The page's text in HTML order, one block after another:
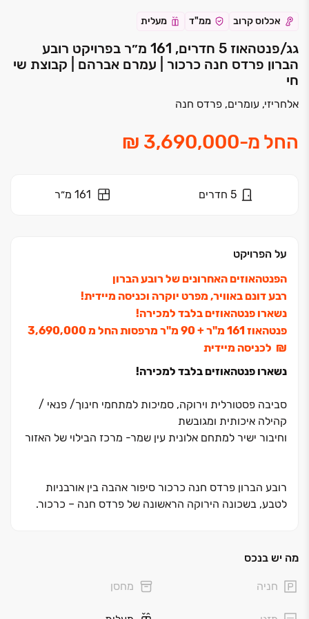
אכלוס קרוב ממ"ד מעלית
גג/פנטהאוז 5 חדרים, 161 מ״ר בפרויקט רובע
הברון פרדס חנה כרכור | עמרם אברהם | קבוצת שי
חי
אלחריזי, עומרים, פרדס חנה
החל מ-
5 חדרים 161 מ״ר
על הפרויקט
הפנטהאוזים האחרונים של רובע הברון
רבע דונם באוויר, מפרט יוקרה וכניסה מיידית!
נשארו פנטהאוזים בלבד למכירה!
פנטהאוז ‏161 מ"ר + ‏90 מ"ר מרפסות החל מ ‏3,690,000
‏₪ לכניסה מיידית
נשארו פנטהאוזים בלבד למכירה!
סביבה פסטורלית וירוקה, סמיכות למתחמי חינוך/ פנאי /
קהילה איכותית ומגובשת
וחיבור ישיר למתחם אלונית עין שמר- מרכז הבילוי של האזור
רובע הברון פרדס חנה כרכור סיפור אהבה בין אורבניות
לטבע, בשכונה הירוקה הראשונה של פרדס חנה ‏– כרכור.
בוטיק, שבילי אופניים ופינות פנאי, פארקים,
עין שמר
מה יש בנכס
חניה מחסן